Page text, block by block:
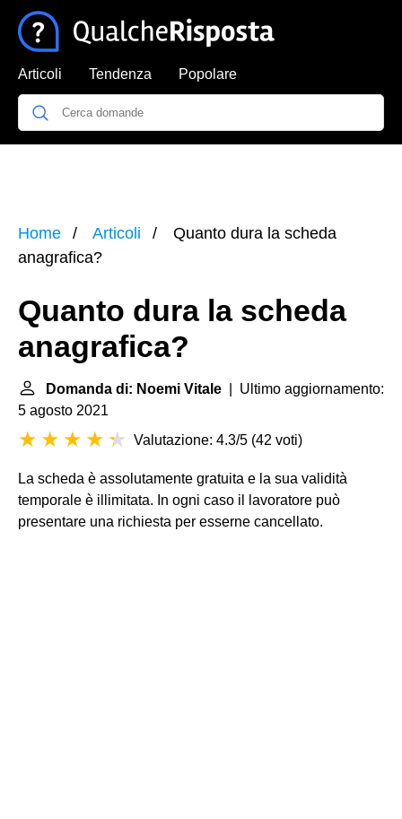
Articoli Tendenza Popolare
Home Articoli
Quanto dura la scheda
anagrafica?
Quanto dura la scheda
anagrafica?
Domanda di: Noemi Vitale | Ultimo aggiornamento:
5 agosto 2021
Valutazione: 4.3/5 (42 voti)
La scheda è assolutamente gratuita e la sua validità
temporale è illimitata. In ogni caso il lavoratore può
presentare una richiesta per esserne cancellato.